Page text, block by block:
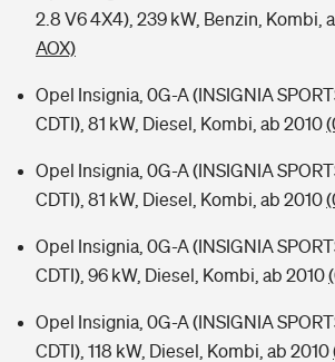
2.8 V6 4X4), 239 kW, Benzin, Kombi,
AOX)
Opel Insignia, 0G-A (INSIGNIA
CDTI), 81 kW, Diesel, Kombi, ab 2010
Opel Insignia, 0G-A (INSIGNIA
CDTI), 81 kW, Diesel, Kombi, ab 2010
Opel Insignia, 0G-A (INSIGNIA
CDTI), 96 kW, Diesel, Kombi, ab 2010
Opel Insignia, 0G-A (INSIGNIA
CDTI), 118 kW, Diesel, Kombi, ab 2010